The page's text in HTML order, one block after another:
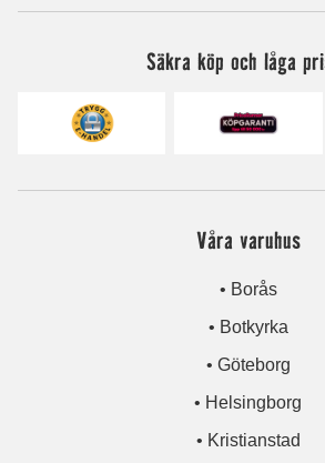
Säkra köp och låga
Våra varuhus
• Borås
• Botkyrka
• Göteborg
• Helsingborg
• Kristianstad